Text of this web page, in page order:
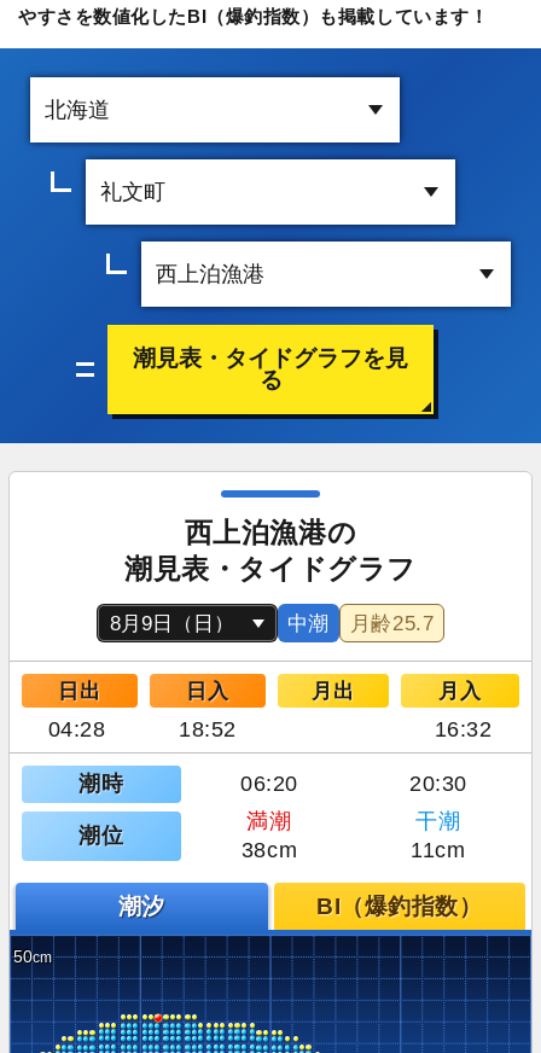
やすさを数値化したBI（爆釣指数）も掲載しています！
潮見表・タイドグラフを見
る
西上泊漁港の
潮見表・タイドグラフ
中潮 月齢25.7
日出 日入 月出 月入
04:28 18:52 16:32
潮時 06:20 20:30
潮位
満潮
干潮
38cm
11cm
潮汐 BI（爆釣指数）
50